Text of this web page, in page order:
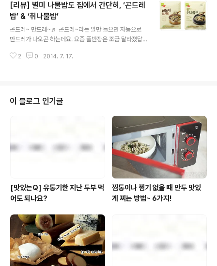
함께 볶아 먹어도 되는~ 신통방통한 '그대로 볶아먹는 야
채믹스'를 여러분께 소개합니다. [리뷰] 휘리릭 볶기만 해
요, ‘그대로 볶아먹는 야채믹스’ 어떡하죠? 이번 제품도 편
집실 식구들이 열렬히 기다렸던 제품입니다. 채소를 손질
반으로 줄여줄 이 기특한 제품 ‘그대로 볶아먹는 야채믹스’,
[리뷰] 별미 나물밥도 집에서 간단히, ‘곤드레
밥’ & ‘취나물밥’
곤드레~ 만드레~♬ 곤드레~라는 말만 들으면 자동으로
만드레가 나오곤 하는데요. 요즘 풀반장은 조금 달라졌답
로 이어지는지~ 밥으로 이어지는지를 말이에요. 바로 얼마
제품을 출시했거든요. 가마솥 원리를 이용 불로가열해 지
은 밥에 국내산 보리에 생 곤드레를 넣어 만든 '곤드레 보리
밥'과 국내산 현미에 생 취나물을 넣어 만든 '현미 취나물
솥밥' 두 제품 모두 어디하나 빠지지 않아 풀반장의 이름을
걸고 강력하게 추천할 수 있을 정도~!! 아니~ 대체 어떻길
래?! 후후.. 궁금하시다면 먼저 리..
2 0 2014. 7. 17.
이 블로그 인기글
[맛있는Q] 유통기한 지난 두부 먹
어도 되나요?
찜통이나 찜기 없을 때 만두 맛있
게 찌는 방법~ 6가지!